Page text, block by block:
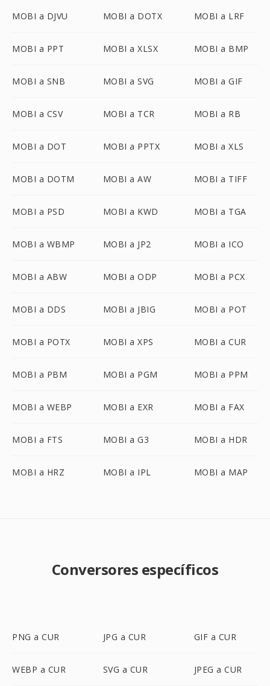
MOBI a DJVU MOBI a DOTX MOBI a LRF
MOBI a PPT MOBI a XLSX MOBI a BMP
MOBI a SNB MOBI a SVG MOBI a GIF
MOBI a CSV MOBI a TCR MOBI a RB
MOBI a DOT MOBI a PPTX MOBI a XLS
MOBI a DOTM MOBI a AW MOBI a TIFF
MOBI a PSD MOBI a KWD MOBI a TGA
MOBI a WBMP MOBI a JP2 MOBI a ICO
MOBI a ABW MOBI a ODP MOBI a PCX
MOBI a DDS MOBI a JBIG MOBI a POT
MOBI a POTX MOBI a XPS MOBI a CUR
MOBI a PBM MOBI a PGM MOBI a PPM
MOBI a WEBP MOBI a EXR MOBI a FAX
MOBI a FTS MOBI a G3 MOBI a HDR
MOBI a HRZ MOBI a IPL MOBI a MAP
Conversores específicos
PNG a CUR JPG a CUR GIF a CUR
WEBP a CUR SVG a CUR JPEG a CUR